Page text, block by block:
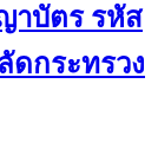
าบัตร รหัส
ดกระทรวง